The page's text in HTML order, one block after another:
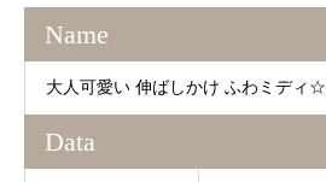
Name
大人可愛い 伸ばしかけ ふわミディ☆
Data